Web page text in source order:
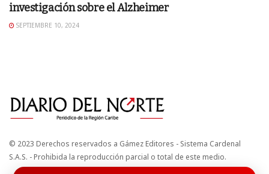
investigación sobre el Alzheimer
SEPTIEMBRE 10, 2024
© 2023 Derechos reservados a Gámez Editores - Sistema Cardenal
S.A.S. - Prohibida la reproducción parcial o total de este medio.